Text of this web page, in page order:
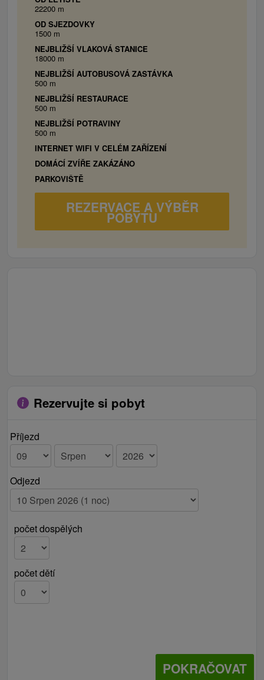
posedenie).
22200 m
OD SJEZDOVKY
1500 m
NEJBLIŽŠÍ VLAKOVÁ STANICE
18000 m
NEJBLIŽŠÍ AUTOBUSOVÁ ZASTÁVKA
500 m
NEJBLIŽŠÍ RESTAURACE
500 m
NEJBLIŽŠÍ POTRAVINY
500 m
INTERNET WIFI V CELÉM ZAŘÍZENÍ
DOMÁCÍ ZVÍŘE ZAKÁZÁNO
PARKOVIŠTĚ
REZERVACE A VÝBĚR
POBYTU
Rezervujte si pobyt
Příjezd
Odjezd
počet dospělých
počet dětí
POKRAČOVAT